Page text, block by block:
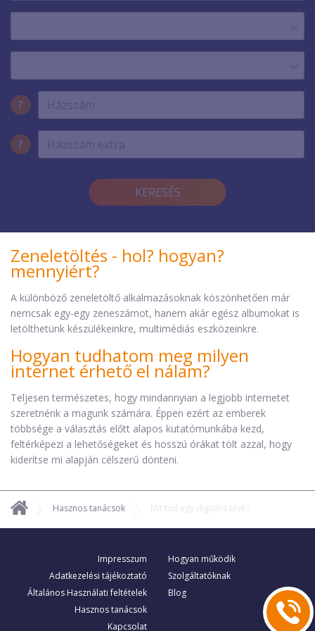
?
?
KERESÉS
Zeneletöltés - hol? hogyan?
mennyiért?
A különböző zeneletöltő alkalmazásoknak köszönhetően már
nemcsak egy-egy zeneszámot, hanem akár egész albumokat is
letölthetünk készülékeinkre, multimédiás eszközeinkre.
Hogyan tudhatom meg milyen
internet érhető el nálam?
Teljesen természetes, hogy mindannyian a legjobb internetet
szeretnénk a magunk számára. Éppen ezért az emberek
többsége a választás előtt alapos kutatómunkába kezd,
feltérképezi a lehetőségeket és hosszú órákat tölt azzal, hogy
kiderítse mi alapján célszerű dönteni.
Hasznos tanácsok Mit tud egy digitális tévé?
Impresszum
Adatkezelési tájékoztató
Általános Használati feltételek
Hasznos tanácsok
Kapcsolat
Hogyan működik
Szolgáltatóknak
Blog